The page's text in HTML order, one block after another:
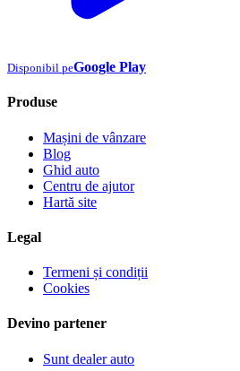
Disponibil peGoogle Play
Produse
Mașini de vânzare
Blog
Ghid auto
Centru de ajutor
Hartă site
Legal
Termeni și condiții
Cookies
Devino partener
Sunt dealer auto